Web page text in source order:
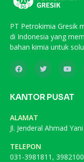
PT Petrokimia Gresik
di Indonesia yang
bahan kimia untuk
KANTOR PUSAT
ALAMAT
Jl. Jenderal Ahmad
TELEPON
031-3981811,